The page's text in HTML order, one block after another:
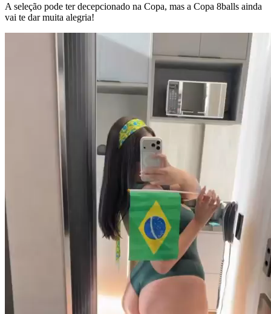
A seleção pode ter decepcionado na Copa, mas a Copa 8balls ainda
vai te dar muita alegria!